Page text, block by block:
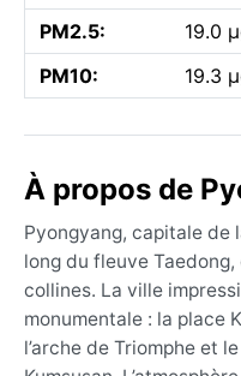
PM2.5:
19.0
PM10:
19.3
À propos de
Pyongyang, capitale de
long du fleuve
collines. La ville
monumentale : la place
l’arche de Triomphe et